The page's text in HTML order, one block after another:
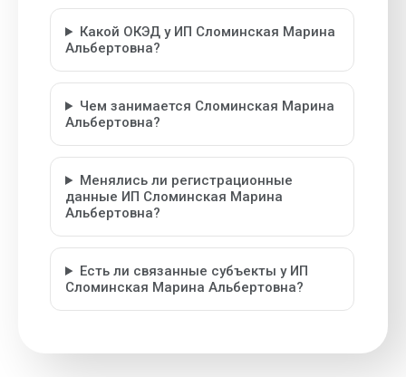
Какой ОКЭД у ИП Сломинская Марина
Альбертовна?
Чем занимается Сломинская Марина
Альбертовна?
Менялись ли регистрационные
данные ИП Сломинская Марина
Альбертовна?
Есть ли связанные субъекты у ИП
Сломинская Марина Альбертовна?